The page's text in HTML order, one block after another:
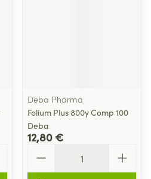
Deba Pharma
Folium Plus 800y Comp 100
Deba
12,80 €